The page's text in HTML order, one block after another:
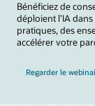
Bénéficiez de
déploient l’IA
pratiques, des
accélérer votre
Regarder le